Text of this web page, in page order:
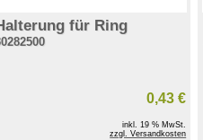
für Ring
0,43 €
inkl. 19 % MwSt.
zzgl. Versandkosten